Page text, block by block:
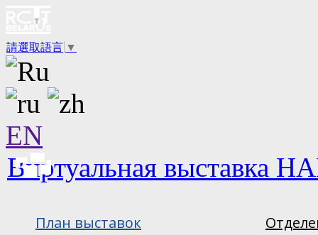
請選取語言 ▼
EN
Виртуальная выставка
План выставок